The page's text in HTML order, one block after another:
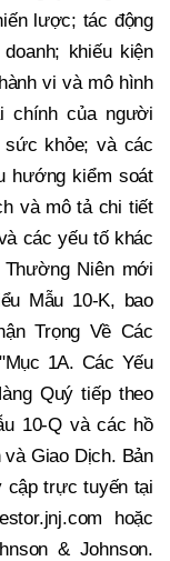
lược; tác động
khiếu kiện
vi và mô hình
chính của người
sức khỏe; và các
hướng kiểm soát
và mô tả chi tiết
các yếu tố khác
Niên mới
Mẫu 10-K, bao
Trọng Về Các
1A. Các Yếu
Quý tiếp theo
10-Q và các hồ
Giao Dịch. Bản
cập trực tuyến tại
hoặc
& Johnson.